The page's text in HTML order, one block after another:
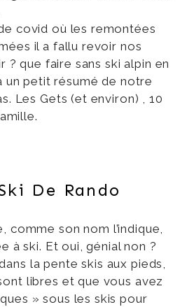
covid où les remontées
il a fallu revoir nos
? que faire sans ski alpin en
un petit résumé de notre
Les Gets (et environ) , 10
De Rando
comme son nom l’indique,
à ski. Et oui, génial non ?
la pente skis aux pieds,
libres et que vous avez
» sous les skis pour